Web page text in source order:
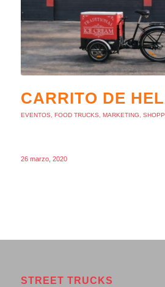
CARRITO DE
EVENTOS FOOD TRUCKS MARKETING
26 marzo, 2020
STREET TRUCKS